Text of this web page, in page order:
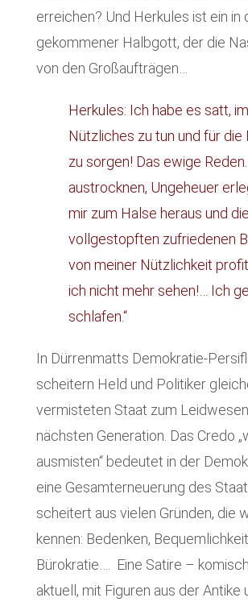
erreichen? Und Herkules ist ein in
gekommener Halbgott, der die
von den Großaufträgen…
Herkules: Ich habe es satt,
Nützliches zu tun und für
zu sorgen! Das ewige
austrocknen, Ungeheuer
mir zum Halse heraus und
vollgestopften zufriedenen
von meiner Nützlichkeit
ich nicht mehr sehen!… Ich
schlafen.“
In Dürrenmatts Demokratie-
scheitern Held und Politiker
vermisteten Staat zum
nächsten Generation. Das Credo
ausmisten“ bedeutet in der
eine Gesamterneuerung des
scheitert aus vielen Gründen, die
kennen: Bedenken,
Bürokratie…. Eine Satire –
aktuell, mit Figuren aus der Antike